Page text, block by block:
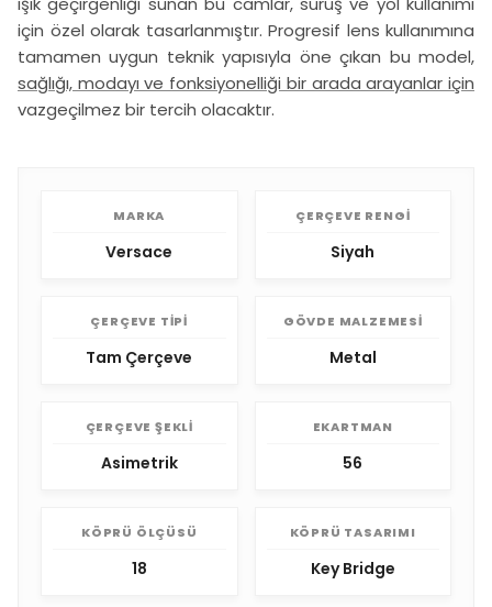
için özel olarak tasarlanmıştır. Progresif lens kullanımına
tamamen uygun teknik yapısıyla öne çıkan bu model,
sağlığı, modayı ve fonksiyonelliği bir arada arayanlar için
vazgeçilmez bir tercih olacaktır.
MARKA
Versace
ÇERÇEVE RENGI
Siyah
ÇERÇEVE TIPI
Tam Çerçeve
GÖVDE MALZEMESI
Metal
ÇERÇEVE ŞEKLI
Asimetrik
EKARTMAN
56
KÖPRÜ ÖLÇÜSÜ
18
KÖPRÜ TASARIMI
Key Bridge